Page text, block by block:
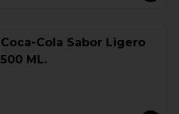
Coca-Cola Sabor Ligero
500 ML.